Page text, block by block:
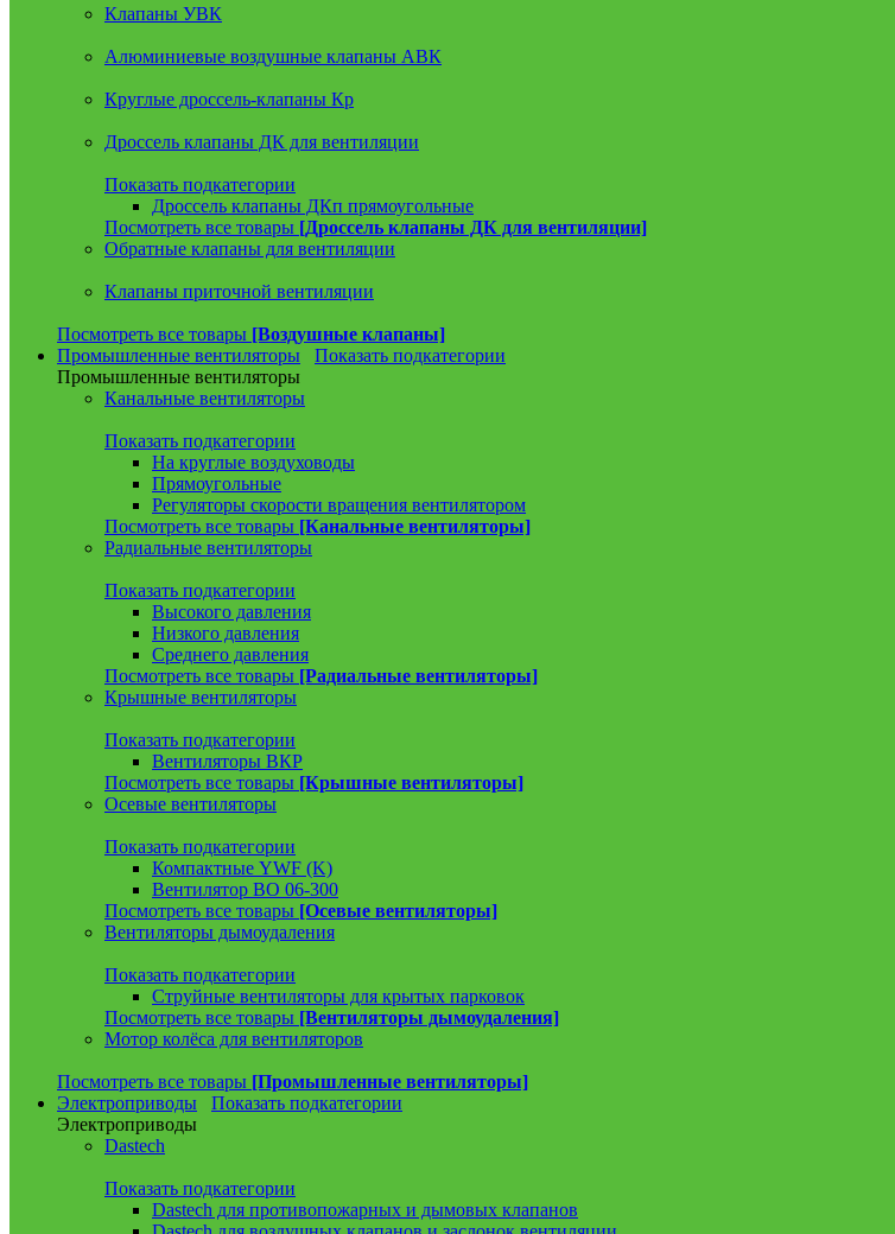
Клапаны УВК
Алюминиевые воздушные клапаны АВК
Круглые дроссель-клапаны Кр
Дроссель клапаны ДК для вентиляции
Показать подкатегории
Дроссель клапаны ДКп прямоугольные
Посмотреть все товары [Дроссель клапаны ДК для вентиляции]
Обратные клапаны для вентиляции
Клапаны приточной вентиляции
Посмотреть все товары [Воздушные клапаны]
Промышленные вентиляторы
Показать подкатегории
Промышленные вентиляторы
Канальные вентиляторы
Показать подкатегории
На круглые воздуховоды
Прямоугольные
Регуляторы скорости вращения вентилятором
Посмотреть все товары [Канальные вентиляторы]
Радиальные вентиляторы
Показать подкатегории
Высокого давления
Низкого давления
Среднего давления
Посмотреть все товары [Радиальные вентиляторы]
Крышные вентиляторы
Показать подкатегории
Вентиляторы ВКР
Посмотреть все товары [Крышные вентиляторы]
Осевые вентиляторы
Показать подкатегории
Компактные YWF (K)
Вентилятор ВО 06-300
Посмотреть все товары [Осевые вентиляторы]
Вентиляторы дымоудаления
Показать подкатегории
Струйные вентиляторы для крытых парковок
Посмотреть все товары [Вентиляторы дымоудаления]
Мотор колёса для вентиляторов
Посмотреть все товары [Промышленные вентиляторы]
Электроприводы
Показать подкатегории
Электроприводы
Dastech
Показать подкатегории
Dastech для противопожарных и дымовых клапанов